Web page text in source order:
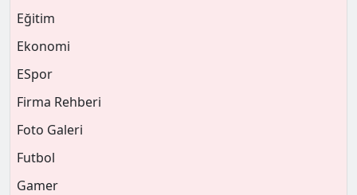
Eğitim
Ekonomi
ESpor
Firma Rehberi
Foto Galeri
Futbol
Gamer